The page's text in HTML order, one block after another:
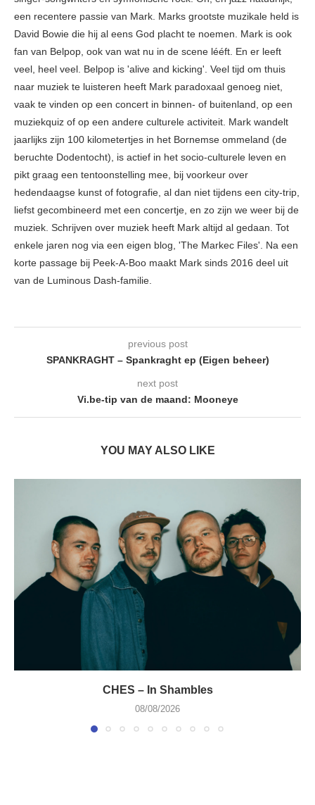
een recentere passie van Mark. Marks grootste muzikale held is
David Bowie die hij al eens God placht te noemen. Mark is ook
fan van Belpop, ook van wat nu in de scene lééft. En er leeft
veel, heel veel. Belpop is 'alive and kicking'. Veel tijd om thuis
naar muziek te luisteren heeft Mark paradoxaal genoeg niet,
vaak te vinden op een concert in binnen- of buitenland, op een
muziekquiz of op een andere culturele activiteit. Mark wandelt
jaarlijks zijn 100 kilometertjes in het Bornemse ommeland (de
beruchte Dodentocht), is actief in het socio-culturele leven en
pikt graag een tentoonstelling mee, bij voorkeur over
hedendaagse kunst of fotografie, al dan niet tijdens een city-trip,
liefst gecombineerd met een concertje, en zo zijn we weer bij de
muziek. Schrijven over muziek heeft Mark altijd al gedaan. Tot
enkele jaren nog via een eigen blog, 'The Markec Files'. Na een
korte passage bij Peek-A-Boo maakt Mark sinds 2016 deel uit
van de Luminous Dash-familie.
previous post
SPANKRAGHT – Spankraght ep (Eigen beheer)
next post
Vi.be-tip van de maand: Mooneye
YOU MAY ALSO LIKE
CHES – In Shambles
08/08/2026